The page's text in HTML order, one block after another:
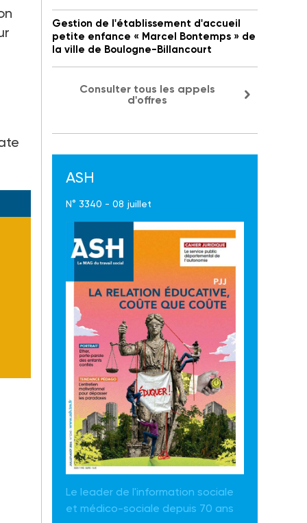
Gestion de l'établissement d'accueil
petite enfance « Marcel Bontemps » de
la ville de Boulogne-Billancourt
Consulter tous les appels
d'offres
ASH
N° 3340 - 08 juillet
Le leader de l'information sociale
et médico-sociale depuis 70 ans